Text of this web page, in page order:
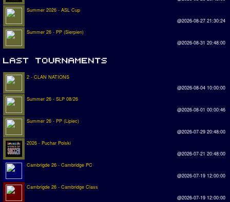
Summer 2026 - ASL Cup
@2026-08-27 21:30:24
Summer 26 - PP (Sierpien)
@2026-08-31 20:48:00
2 - CLAN NATIONS
@2026-08-04 10:00:00
Summer 26 - SLP 08/26
@2026-08-01 00:00:46
Summer 26 - PP (Lipiec)
@2026-07-29 20:48:00
2026 - Puchar Polski
@2026-07-21 20:48:00
Cambrigde 26 - Cambridge PC
@2026-07-19 12:00:00
Cambrigde 26 - Cambridge Class
@2026-07-19 12:00:00